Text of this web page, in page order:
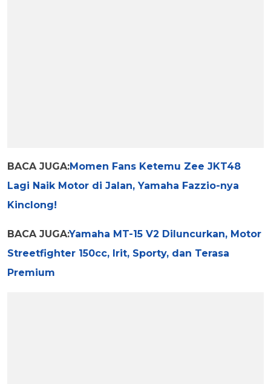
BACA JUGA:Momen Fans Ketemu Zee JKT48
Lagi Naik Motor di Jalan, Yamaha Fazzio-nya
Kinclong!
BACA JUGA:Yamaha MT-15 V2 Diluncurkan, Motor
Streetfighter 150cc, Irit, Sporty, dan Terasa
Premium